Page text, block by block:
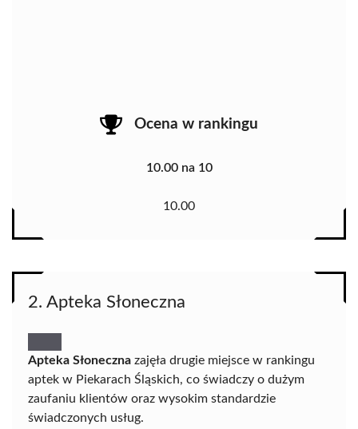
Ocena w rankingu
10.00 na 10
10.00
2. Apteka Słoneczna
Apteka Słoneczna zajęła drugie miejsce w rankingu
aptek w Piekarach Śląskich, co świadczy o dużym
zaufaniu klientów oraz wysokim standardzie
świadczonych usług.